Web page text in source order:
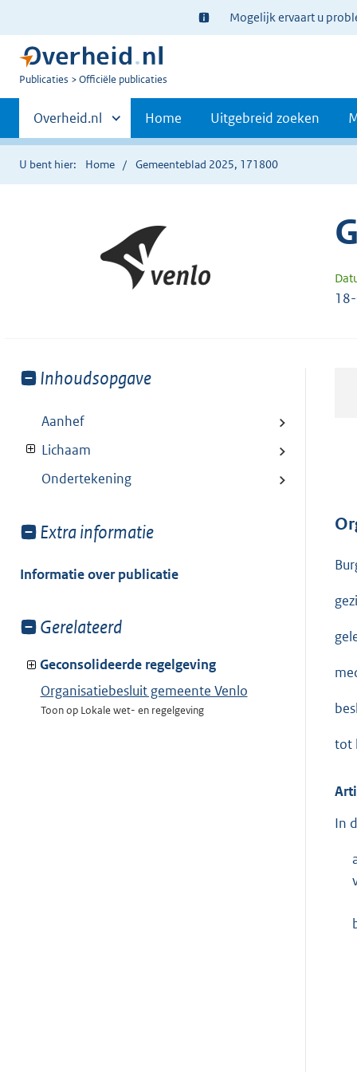
Ter
informatie:
Mogelijk ervaart u
U
Publicaties Officiële publicaties
Primaire
navigatie
Andere
sites
binnen
Overheid.nl Home Uitgebreid zoeken
U bent hier: Home Gemeenteblad 2025, 171800
Toon
van:
Inhoudsopgave
Aanhef
Lichaam
Ondertekening
Toon
van:
Extra informatie
Informatie over publicatie
Toon
van:
Gerelateerd
Geconsolideerde regelgeving
Organisatiebesluit gemeente Venlo
Toon op Lokale wet- en regelgeving
tot
In